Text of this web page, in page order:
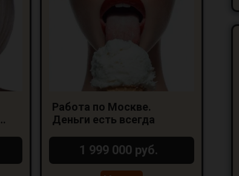
Работа по Москве.
Деньги есть всегда
1 999 000 руб.